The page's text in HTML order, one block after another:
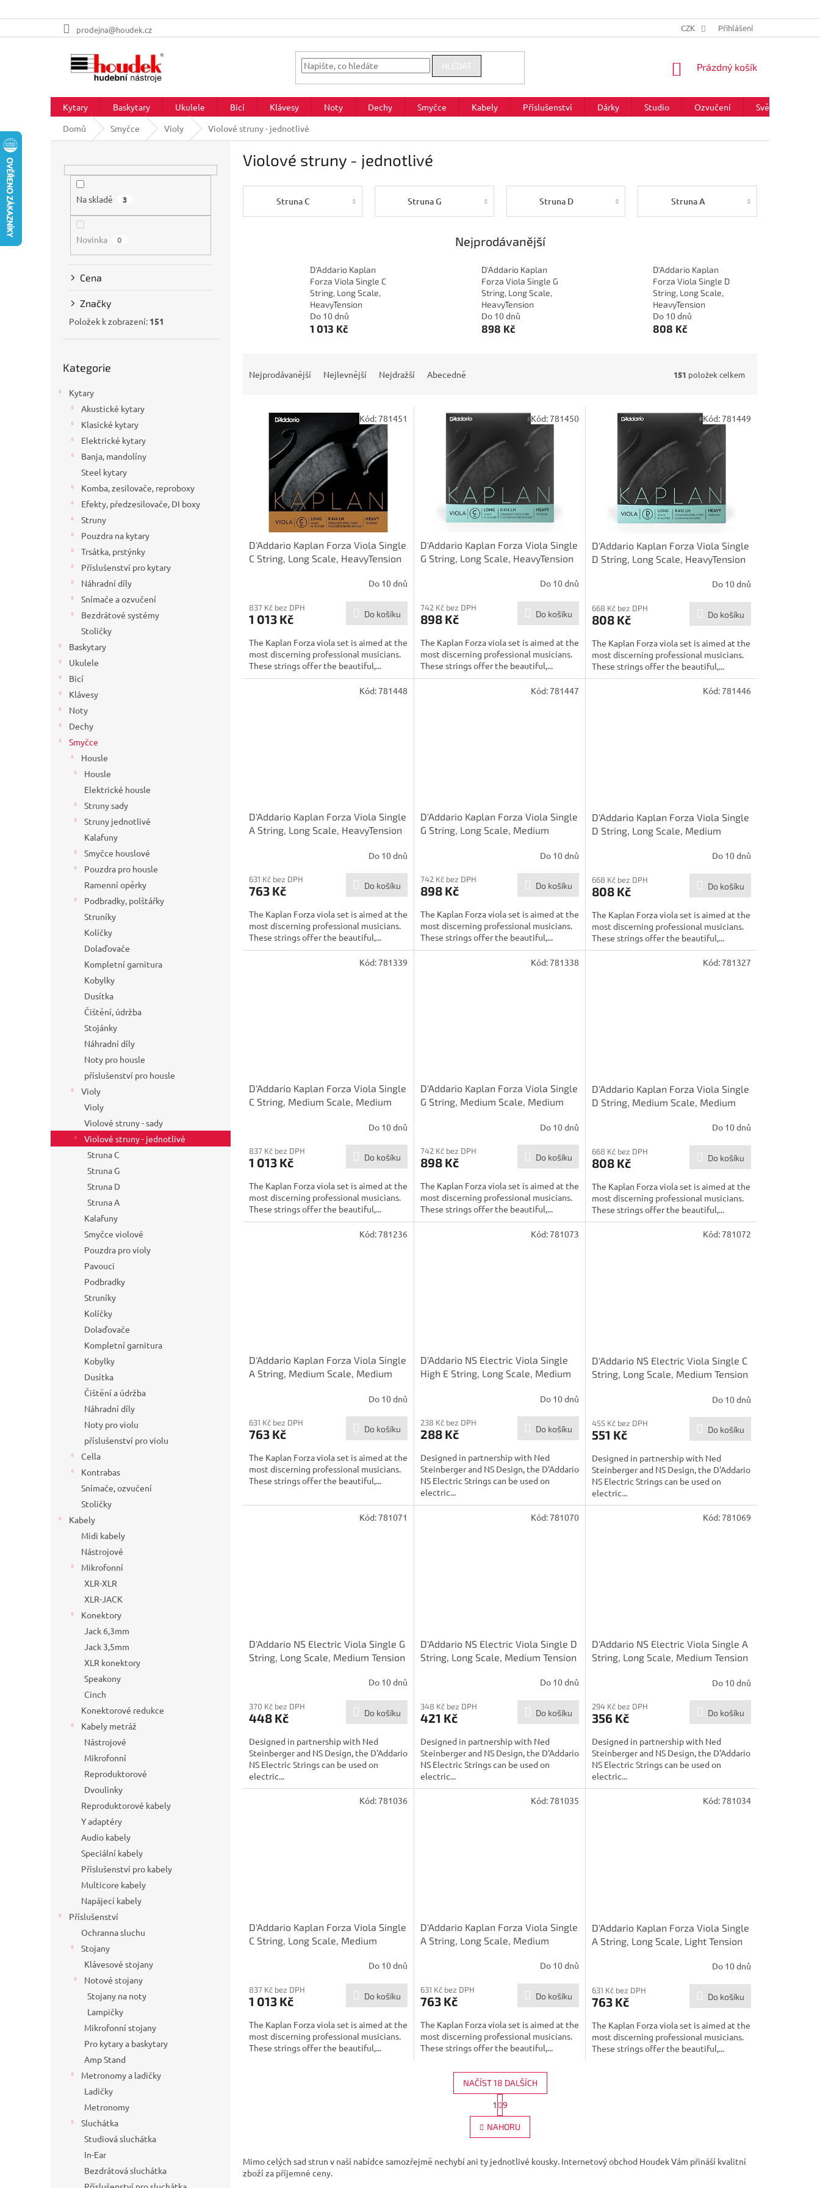
na
prodejna@houdek.cz CZK Přihlášení
HLEDAT
NÁKUPNÍ
Prázdný košík
Kytary Baskytary Ukulele Bicí Klávesy Noty Dechy Smyčce Kabely Příslušenství Dárky Studio Ozvučení Světla
Domů
Smyčce Violy Violové struny - jednotlivé
Na skladě 3
Novinka 0
Cena
Značky
Položek k zobrazení: 151
kategorie
Kategorie
Kytary
Akustické kytary
Klasické kytary
Elektrické kytary
Banja, mandolíny
Steel kytary
Komba, zesilovače, reproboxy
Efekty, předzesilovače, DI boxy
Struny
Pouzdra na kytary
Trsátka, prstýnky
Příslušenství pro kytary
Náhradní díly
Snímače a ozvučení
Bezdrátové systémy
Stoličky
Baskytary
Ukulele
Bicí
Klávesy
Noty
Dechy
Smyčce
Housle
Housle
Elektrické housle
Struny sady
Struny jednotlivé
Kalafuny
Smyčce houslové
Pouzdra pro housle
Ramenní opěrky
Podbradky, polštářky
Struníky
Kolíčky
Dolaďovače
Kompletní garnitura
Kobylky
Dusítka
Čištění, údržba
Stojánky
Náhradní díly
Noty pro housle
příslušenství pro housle
Violy
Violy
Violové struny - sady
Violové struny - jednotlivé
Struna C
Struna G
Struna D
Struna A
Kalafuny
Smyčce violové
Pouzdra pro violy
Pavouci
Podbradky
Struníky
Kolíčky
Dolaďovače
Kompletní garnitura
Kobylky
Dusítka
Čištění a údržba
Náhradní díly
Noty pro violu
příslušenství pro violu
Cella
Kontrabas
Snímače, ozvučení
Stoličky
Kabely
Midi kabely
Nástrojové
Mikrofonní
XLR-XLR
XLR-JACK
Konektory
Jack 6,3mm
Jack 3,5mm
XLR konektory
Speakony
Cinch
Konektorové redukce
Kabely metráž
Nástrojové
Mikrofonní
Reproduktorové
Dvoulinky
Reproduktorové kabely
Y adaptéry
Audio kabely
Speciální kabely
Příslušenství pro kabely
Multicore kabely
Napájecí kabely
Příslušenství
Ochranna sluchu
Stojany
Klávesové stojany
Notové stojany
Stojany na noty
Lampičky
Mikrofonní stojany
Pro kytary a baskytary
Amp Stand
Metronomy a ladičky
Ladičky
Metronomy
Sluchátka
Studiová sluchátka
In-Ear
Bezdrátová sluchátka
Violové struny - jednotlivé
Struna C Struna G Struna D Struna A
Nejprodávanější
D'Addario Kaplan
Forza Viola Single C
String, Long Scale,
HeavyTension
Do 10 dnů
1 013 Kč
D'Addario Kaplan
Forza Viola Single G
String, Long Scale,
HeavyTension
Do 10 dnů
898 Kč
D'Addario Kaplan
Forza Viola Single D
String, Long Scale,
HeavyTension
Do 10 dnů
808 Kč
Nejprodávanější Nejlevnější Nejdražší Abecedně 151 položek celkem
D'Addario Kaplan Forza Viola Single
C String, Long Scale, HeavyTension
Do 10 dnů
837 Kč bez DPH
1 013 Kč Do košíku
The Kaplan Forza viola set is aimed at the
most discerning professional musicians.
These strings offer the beautiful,...
Kód:781451
D'Addario Kaplan Forza Viola Single
G String, Long Scale, HeavyTension
Do 10 dnů
742 Kč bez DPH
898 Kč Do košíku
The Kaplan Forza viola set is aimed at the
most discerning professional musicians.
These strings offer the beautiful,...
Kód:781450
D'Addario Kaplan Forza Viola Single
D String, Long Scale, HeavyTension
Do 10 dnů
668 Kč bez DPH
808 Kč Do košíku
The Kaplan Forza viola set is aimed at the
most discerning professional musicians.
These strings offer the beautiful,...
Kód:781449
D'Addario Kaplan Forza Viola Single
A String, Long Scale, HeavyTension
Do 10 dnů
631 Kč bez DPH
763 Kč Do košíku
The Kaplan Forza viola set is aimed at the
most discerning professional musicians.
These strings offer the beautiful,...
Kód:781448
D'Addario Kaplan Forza Viola Single
G String, Long Scale, Medium
Do 10 dnů
742 Kč bez DPH
898 Kč Do košíku
The Kaplan Forza viola set is aimed at the
most discerning professional musicians.
These strings offer the beautiful,...
Kód:781447
D'Addario Kaplan Forza Viola Single
D String, Long Scale, Medium
Do 10 dnů
668 Kč bez DPH
808 Kč Do košíku
The Kaplan Forza viola set is aimed at the
most discerning professional musicians.
These strings offer the beautiful,...
Kód:781446
D'Addario Kaplan Forza Viola Single
C String, Medium Scale, Medium
Do 10 dnů
837 Kč bez DPH
1 013 Kč Do košíku
The Kaplan Forza viola set is aimed at the
most discerning professional musicians.
These strings offer the beautiful,...
Kód:781339
D'Addario Kaplan Forza Viola Single
G String, Medium Scale, Medium
Do 10 dnů
742 Kč bez DPH
898 Kč Do košíku
The Kaplan Forza viola set is aimed at the
most discerning professional musicians.
These strings offer the beautiful,...
Kód:781338
D'Addario Kaplan Forza Viola Single
D String, Medium Scale, Medium
Do 10 dnů
668 Kč bez DPH
808 Kč Do košíku
The Kaplan Forza viola set is aimed at the
most discerning professional musicians.
These strings offer the beautiful,...
Kód:781327
D'Addario Kaplan Forza Viola Single
A String, Medium Scale, Medium
Do 10 dnů
631 Kč bez DPH
763 Kč Do košíku
The Kaplan Forza viola set is aimed at the
most discerning professional musicians.
These strings offer the beautiful,...
Kód:781236
D'Addario NS Electric Viola Single
High E String, Long Scale, Medium
Do 10 dnů
238 Kč bez DPH
288 Kč Do košíku
Designed in partnership with Ned
Steinberger and NS Design, the D'Addario
NS Electric Strings can be used on
electric...
Kód:781073
D'Addario NS Electric Viola Single C
String, Long Scale, Medium Tension
Do 10 dnů
455 Kč bez DPH
551 Kč Do košíku
Designed in partnership with Ned
Steinberger and NS Design, the D'Addario
NS Electric Strings can be used on
electric...
Kód:781072
D'Addario NS Electric Viola Single G
String, Long Scale, Medium Tension
Do 10 dnů
370 Kč bez DPH
448 Kč Do košíku
Designed in partnership with Ned
Steinberger and NS Design, the D'Addario
NS Electric Strings can be used on
electric...
Kód:781071
D'Addario NS Electric Viola Single D
String, Long Scale, Medium Tension
Do 10 dnů
348 Kč bez DPH
421 Kč Do košíku
Designed in partnership with Ned
Steinberger and NS Design, the D'Addario
NS Electric Strings can be used on
electric...
Kód:781070
D'Addario NS Electric Viola Single A
String, Long Scale, Medium Tension
Do 10 dnů
294 Kč bez DPH
356 Kč Do košíku
Designed in partnership with Ned
Steinberger and NS Design, the D'Addario
NS Electric Strings can be used on
electric...
Kód:781069
D'Addario Kaplan Forza Viola Single
C String, Long Scale, Medium
Do 10 dnů
837 Kč bez DPH
1 013 Kč Do košíku
The Kaplan Forza viola set is aimed at the
most discerning professional musicians.
These strings offer the beautiful,...
Kód:781036
D'Addario Kaplan Forza Viola Single
A String, Long Scale, Medium
Do 10 dnů
631 Kč bez DPH
763 Kč Do košíku
The Kaplan Forza viola set is aimed at the
most discerning professional musicians.
These strings offer the beautiful,...
Kód:781035
D'Addario Kaplan Forza Viola Single
A String, Long Scale, Light Tension
Do 10 dnů
631 Kč bez DPH
763 Kč Do košíku
The Kaplan Forza viola set is aimed at the
most discerning professional musicians.
These strings offer the beautiful,...
Kód:781034
O
v
l
d
a
NAČÍST 18 DALŠÍCH
S
t
r
á
n
o
1 9
NAHORU
Mimo celých sad strun v naší nabídce samozřejmě nechybí ani ty jednotlivé kousky. Internetový obchod Houdek Vám přináší kvalitní
zboží za příjemné ceny.